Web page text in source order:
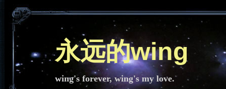
永远的wing
wing's forever, wing's my love.